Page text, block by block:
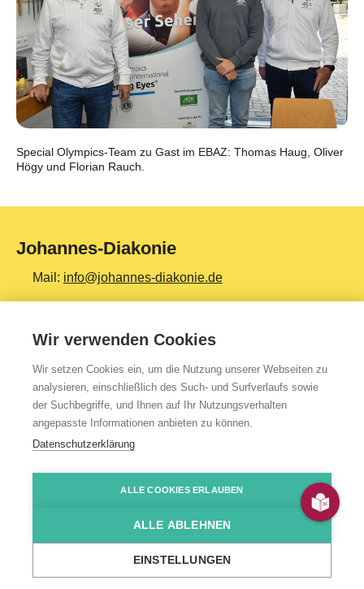
Special Olympics-Team zu Gast im EBAZ: Thomas Haug, Oliver
Högy und Florian Rauch.
Johannes-Diakonie
Mail: info@johannes-diakonie.de
Tel:06261 - 88-0
Top Themen
Teilhabe & Assistenz
Altenpflege
Gesundheit & Kliniken
Bildung & Ausbildung
Produkte & Services
Datenschutzerklärung
HinSchG-/LkSG-Hinweis JoDi Shop
© 2026 Johannes-Diakonie Mosbach
Wir verwenden Cookies
Wir setzen Cookies ein, um die Nutzung unserer Webseiten zu
analysieren, einschließlich des Such- und Surfverlaufs sowie
der Suchbegriffe, und Ihnen auf Ihr Nutzungsverhalten
angepasste Informationen anbieten zu können.
Datenschutzerklärung
ALLE COOKIES ERLAUBEN
ALLE ABLEHNEN
EINSTELLUNGEN